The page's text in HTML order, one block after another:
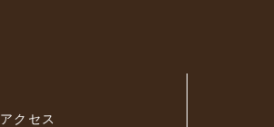
アクセス